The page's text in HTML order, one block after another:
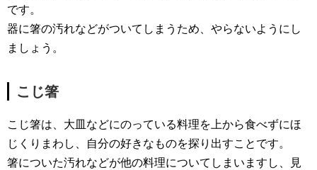
です。
器に箸の汚れなどがついてしまうため、やらないようにし
ましょう。
こじ箸
こじ箸は、大皿などにのっている料理を上から食べずにほ
じくりまわし、自分の好きなものを探り出すことです。
箸についた汚れなどが他の料理についてしまいますし、見